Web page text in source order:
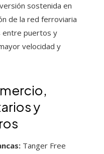
sostenida en
de la red ferroviaria
entre puertos y
velocidad y
y
Tanger Free